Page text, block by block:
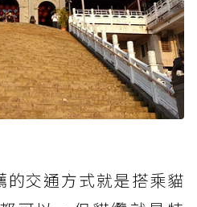
的交通方式就是搭乘貓